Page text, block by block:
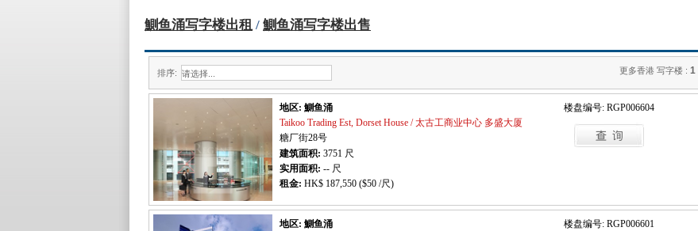
鰂鱼涌写字楼出租 / 鰂鱼涌写字楼出售
排序: 更多香港 写字楼 : 1
地区: 鰂鱼涌
楼盘编号: RGP006604
Taikoo Trading Est, Dorset House / 太古工商业中心 多盛大厦
糖厂街28号
建筑面积: 3751 尺
实用面积: -- 尺
租金: HK$ 187,550 ($50 /尺)
地区: 鰂鱼涌
楼盘编号: RGP006601